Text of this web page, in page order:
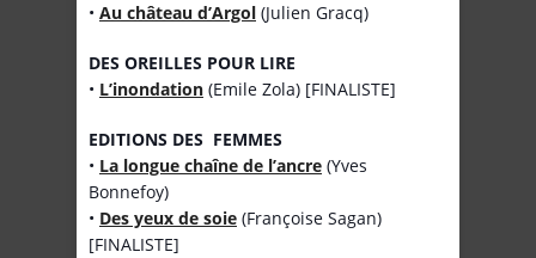
• Au château d’Argol (Julien Gracq)
DES OREILLES POUR LIRE
• L’inondation (Emile Zola) [FINALISTE]
EDITIONS DES FEMMES
• La longue chaîne de l’ancre (Yves
Bonnefoy)
• Des yeux de soie (Françoise Sagan)
[FINALISTE]